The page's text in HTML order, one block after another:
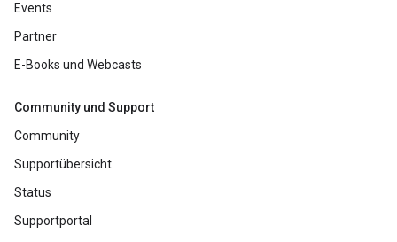
Events
Partner
E-Books und Webcasts
Community und Support
Community
Supportübersicht
Status
Supportportal